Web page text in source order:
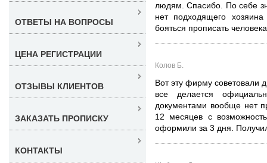
людям. Спасибо. По себе
нет подходящего
бояться прописать
Колов Б.
Вот эту фирму советовали
все делается
документами вообще нет
12 месяцев с
оформили за 3 дня.
ОТВЕТЫ НА ВОПРОСЫ
ЦЕНА РЕГИСТРАЦИИ
ОТЗЫВЫ КЛИЕНТОВ
ЗАКАЗАТЬ ПРОПИСКУ
КОНТАКТЫ